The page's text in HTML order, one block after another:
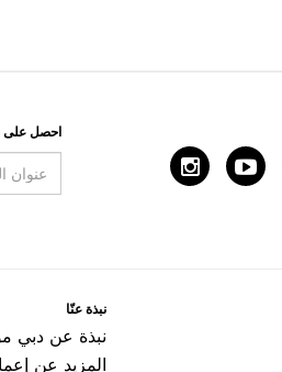
اﺣﺼﻞ ﻋﻠﻰ
ﻧﺒﺬﺓ ﻋﻨّﺎ
ﻧﺒﺬﺓ ﻋﻦ ﺩﺑﻲ
المزيد عن